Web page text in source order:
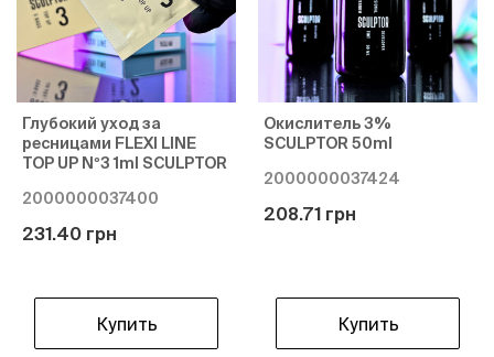
Глубокий уход за
ресницами FLEXI LINE
TOP UP Nº3 1ml SCULPTOR
2000000037400
231.40 грн
Купить
Окислитель 3%
SCULPTOR 50ml
2000000037424
208.71 грн
Купить